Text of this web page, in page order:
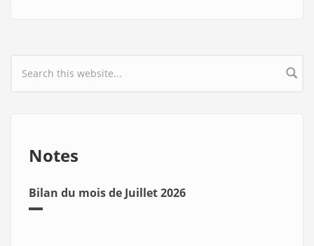
Search form
Notes
Bilan du mois de Juillet 2026